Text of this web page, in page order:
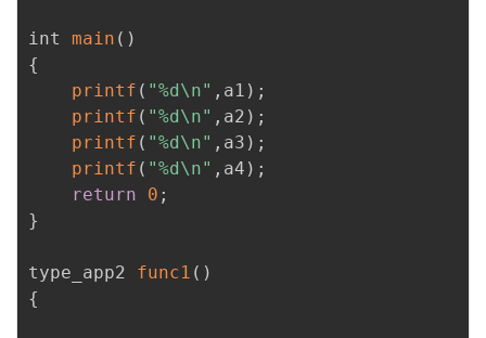
int main ( )
{
printf ( "%d\n" , a1 ) ;
printf ( "%d\n" , a2 ) ;
printf ( "%d\n" , a3 ) ;
printf ( "%d\n" , a4 ) ;
return
0 ;
}
type_app2 func1 ( )
{